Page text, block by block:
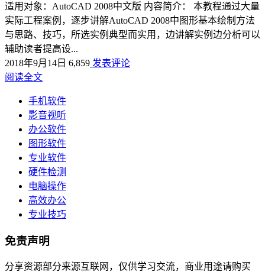
适用对象：AutoCAD 2008中文版 内容简介： 本教程通过大量
实际工程案例，逐步讲解AutoCAD 2008中图形基本绘制方法
与思路、技巧，所选实例典型而实用，边讲解实例边分析可以
辅助读者提高设...
2018年9月14日 6,859 发表评论
阅读全文
手机软件
影音视听
办公软件
图形软件
专业软件
硬件检测
电脑操作
高效办公
专业技巧
免责声明
分享资源部分来源互联网，仅供学习交流，商业用途请购买